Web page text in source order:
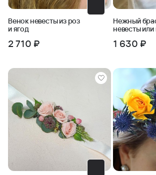
Венок невесты из роз
и ягод
2 710 ₽
Нежный
невесты
1 630 ₽